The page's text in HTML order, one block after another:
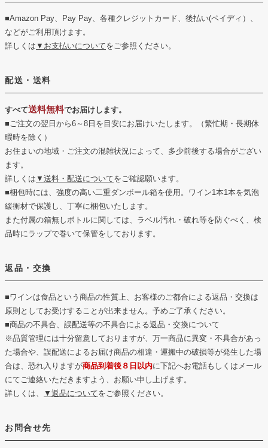
■Amazon Pay、Pay Pay、各種クレジットカード、後払い(ペイディ）、
などがご利用頂けます。
詳しくは ▼お支払いについてをご参照ください。
配送・送料
すべて送料無料でお届けします。
■ご注文の翌日から6～8日を目安にお届けいたします。（繁忙期・長期休
暇時を除く）
お住まいの地域・ご注文の混雑状況によって、多少前後する場合がござい
ます。
詳しくは ▼送料・配送についてをご確認願います。
■梱包時には、強度の高い二重ダンボール箱を使用。ワイン1本1本を気泡
緩衝材で保護し、丁寧に梱包いたします。
また付属の箱無しボトルに関しては、ラベル汚れ・破れ等を防ぐべく、検
品時にラップで巻いて保管をしております。
返品・交換
■ワインは食品という商品の性質上、お客様のご都合による返品・交換は
原則としてお受けすることが出来ません。予めご了承ください。
■商品の不具合、誤配送等の不具合による返品・交換について
※品質管理には十分留意しておりますが、万一商品に異変・不具合があっ
た場合や、誤配送によるお届け商品の相違・運搬中の破損等が発生した場
合は、恐れ入りますが商品到着後８日以内に下記へお電話もしくはメール
にてご連絡いただきますよう、お願い申し上げます。
詳しくは、
▼返品についてをご参照ください。
お問合せ先